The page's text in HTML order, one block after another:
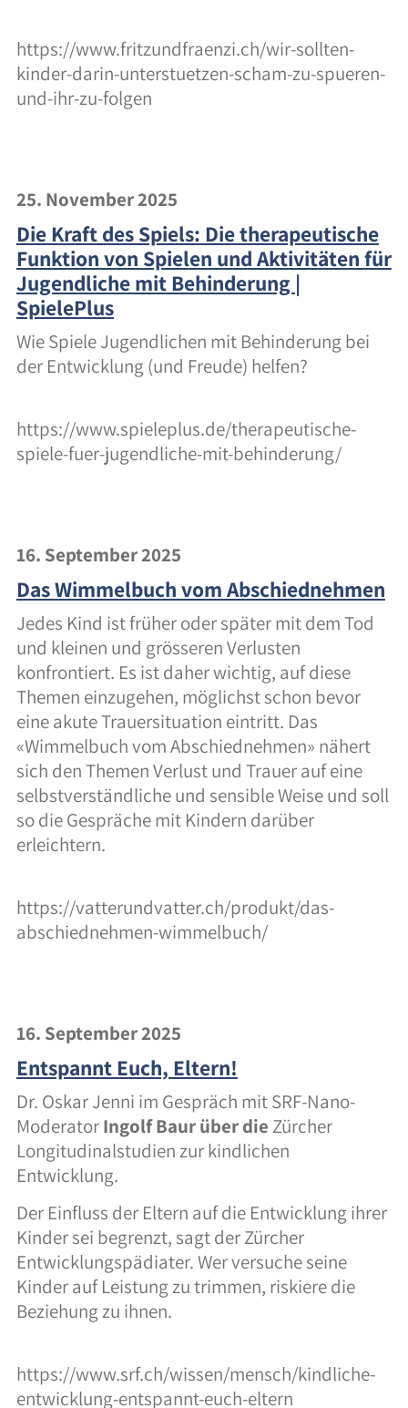
English Deutsch
https://www.fritzundfraenzi.ch/wir-sollten-
kinder-darin-unterstuetzen-scham-zu-spueren-
und-ihr-zu-folgen
25. November 2025
Die Kraft des Spiels: Die therapeutische
Funktion von Spielen und Aktivitäten für
Jugendliche mit Behinderung |
SpielePlus
Wie Spiele Jugendlichen mit Behinderung bei
der Entwicklung (und Freude) helfen?
https://www.spieleplus.de/therapeutische-
spiele-fuer-jugendliche-mit-behinderung/
16. September 2025
Das Wimmelbuch vom Abschiednehmen
Jedes Kind ist früher oder später mit dem Tod
und kleinen und grösseren Verlusten
konfrontiert. Es ist daher wichtig, auf diese
Themen einzugehen, möglichst schon bevor
eine akute Trauersituation eintritt. Das
«Wimmelbuch vom Abschiednehmen» nähert
sich den Themen Verlust und Trauer auf eine
selbstverständliche und sensible Weise und soll
so die Gespräche mit Kindern darüber
erleichtern.
https://vatterundvatter.ch/produkt/das-
abschiednehmen-wimmelbuch/
16. September 2025
Entspannt Euch, Eltern!
Dr. Oskar Jenni im Gespräch mit SRF-Nano-
ModeratorIngolf Baur über die Zürcher
Longitudinalstudien zur kindlichen
Entwicklung.
Der Einfluss der Eltern auf die Entwicklung ihrer
Kinder sei begrenzt, sagt der Zürcher
Entwicklungspädiater. Wer versuche seine
Kinder auf Leistung zu trimmen, riskiere die
Beziehung zu ihnen.
https://www.srf.ch/wissen/mensch/kindliche-
entwicklung-entspannt-euch-eltern